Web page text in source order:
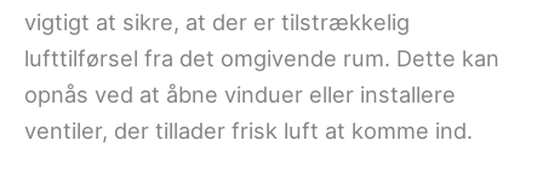
vigtigt at sikre, at der er tilstrækkelig
lufttilførsel fra det omgivende rum. Dette kan
opnås ved at åbne vinduer eller installere
ventiler, der tillader frisk luft at komme ind.